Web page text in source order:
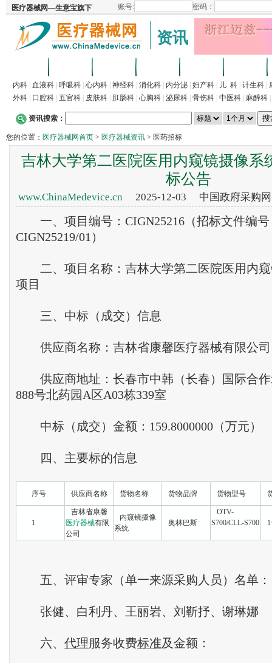
资讯
内科 血液科 呼吸科 心内科 神经科 消化科 内分泌 妇产科 儿 科 计生科
外科
口腔科 五官科 皮肤科 肛肠科 心胸科 泌尿科 骨伤科 中医科 麻醉科
资讯搜索：
您的位置： 医疗器械网首页 > 医疗器械资讯 > 医药招标
吉林大学第二医院医用内窥镜摄像系
标公告
www.ChinaMedevice.cn2025-12-03 中国政府采购
一、项目编号：CIGN25216（招标文件编号
CIGN25219/01）
二、项目名称：吉林大学第二医院医用内窥
项目
三、中标（成交）信息
供应商名称：吉林省康馨医疗器械有限公司
供应商地址：长春市中韩（长春）国际合作
888号北药园A区A03栋339室
中标（成交）金额：159.8000000（万元）
四、主要标的信息
序号 供应商名称 货物名称 货物品牌 货物型号
1
吉林省康馨
医疗器械有限
公司
内窥镜摄像
系统
奥林巴斯
OTV-
S700/CLL-S700
五、评审专家（单一来源采购人员）名单：
张健、白利丹、王丽岩、刘靳抒、谢琳娜
六、 代理服务收费标准及金额：